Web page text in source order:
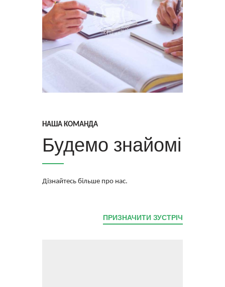
НАША КОМАНДА
Будемо знайомі
Дізнайтесь більше про нас.
ПРИЗНАЧИТИ ЗУСТРІЧ